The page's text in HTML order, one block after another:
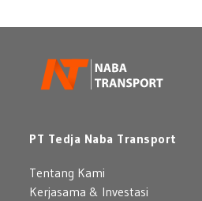
PT Tedja Naba Transport
Tentang Kami
Kerjasama & Investasi